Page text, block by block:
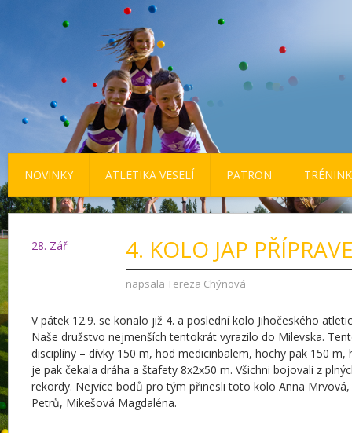
NOVINKY ATLETIKA VESELÍ PATRON
28. Zář 4. KOLO JAP
napsala Tereza Chýnová
V pátek 12.9. se konalo již 4. a poslední kolo Jihočeského
Naše družstvo nejmenších tentokrát vyrazilo do Milevska.
disciplíny – dívky 150 m, hod medicinbalem, hochy pak 150 m,
je pak čekala dráha a štafety 8x2x50 m. Všichni bojovali z
rekordy. Nejvíce bodů pro tým přinesli toto kolo Anna
Petrů, Mikešová Magdaléna.